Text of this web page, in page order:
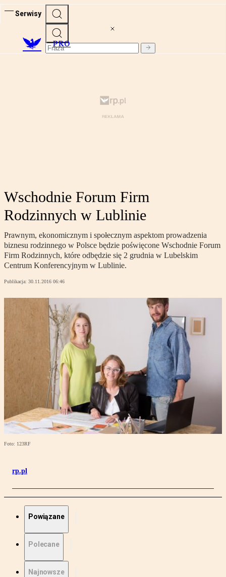
Serwisy
PRO
Wschodnie Forum Firm
Rodzinnych w Lublinie
Prawnym, ekonomicznym i społecznym aspektom prowadzenia
biznesu rodzinnego w Polsce będzie poświęcone Wschodnie Forum
Firm Rodzinnych, które odbędzie się 2 grudnia w Lubelskim
Centrum Konferencyjnym w Lublinie.
Publikacja: 30.11.2016 06:46
Foto: 123RF
rp.pl
Powiązane
Polecane
Najnowsze